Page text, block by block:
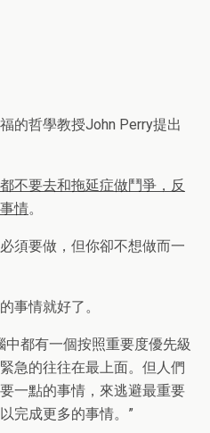
的哲學教授John Perry提出
不要去和拖延症做鬥爭，反
情。
須要做，但你卻不想做而一
事情就好了。
中都有一個按照重要度優先級
急的往往在最上面。但人們
一點的事情，來逃避最重要
完成更多的事情。”